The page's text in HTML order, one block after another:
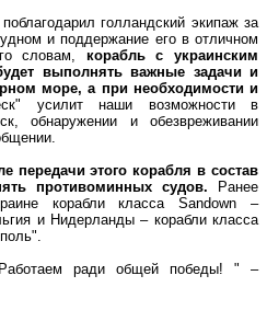
голландский экипаж за
и поддержание его в отличном
словам, корабль с украинским
выполнять важные задачи и
море, а при необходимости и
усилит наши возможности в
обнаружении и обезвреживании
передачи этого корабля в состав
противоминных судов.
Ранее
корабли класса Sandown –
и Нидерланды – корабли класса
ради общей победы! " –